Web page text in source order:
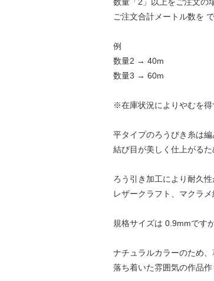
数量「2」以上をご注文の
ご注文合計メートル数を
例
数量2 → 40m
数量3 → 60m
※在庫状況によりやむを得
平タイプのろうびき糸は編
結び目が美しく仕上がる
ろう引き加工により耐久性
レザークラフト、マクラ
規格サイズは 0.9mmです
ナチュラルカラーのため、
落ち着いた雰囲気の作品作